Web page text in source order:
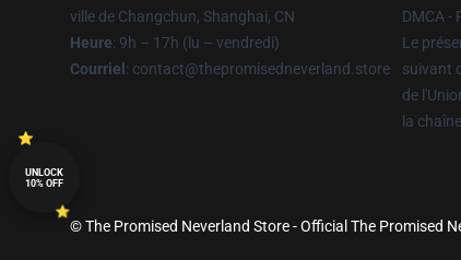
ville de Changchun, Shanghai, CN
Heure: 9h – 17h (lu – vendredi)
Courriel : contact@thepromisedneverland.store
DMCA -
Le
suivant
de
la
© The Promised Neverland Store - Official The Promised
UNLOCK
10% OFF